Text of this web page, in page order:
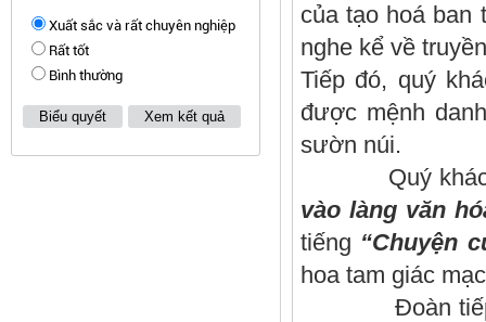
Xuất sắc và rất chuyên nghiệp
Rất tốt
Bình thường
Biểu quyết Xem kết quả
của tạo hoá ban
nghe kể về
Tiếp đó, quý
được mệnh
sườn núi.
Quý khách
vào làng văn
tiếng “Chuyện
hoa tam giác
Đoàn tiếp